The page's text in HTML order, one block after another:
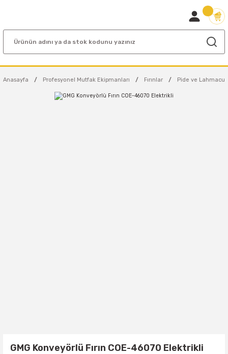
Anasayfa Profesyonel Mutfak Ekipmanları Fırınlar Pide ve Lahmacun
GMG Konveyörlü Fırın COE-46070 Elektrikli